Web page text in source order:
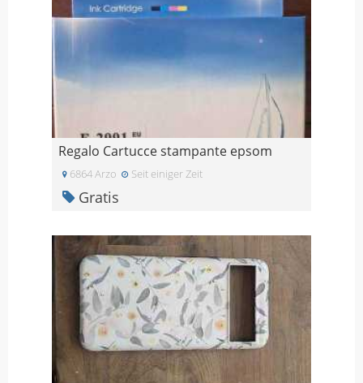
Regalo Cartucce stampante epsom
6864 Arzo Seit einiger Zeit
Gratis